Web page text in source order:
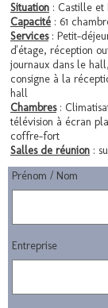
Situation : Castille et
Capacité : 61
Services: Petit-
d'étage, réception
journaux dans le
consigne à la
hall
Chambres:
télévision à écran
coffre-fort
Salles de réunion :
Prénom / Nom
Entreprise